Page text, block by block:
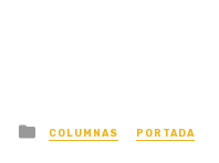
Posted
in
COLUMNAS PORTADA